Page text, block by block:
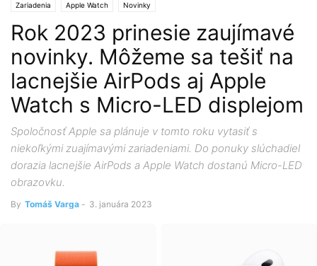
Zariadenia Apple Watch Novinky
Rok 2023 prinesie zaujímavé
novinky. Môžeme sa tešiť na
lacnejšie AirPods aj Apple
Watch s Micro-LED displejom
Spoločnosť Apple sa plánuje v tomto roku vytasiť s
niekoľkými zuajímavými zariadeniami. Do ponuky slúchadiel
dorazia lacnejšie AirPods a Apple Watch dostanú Micro-LED
obrazovku.
By Tomáš Varga - 3. januára 2023